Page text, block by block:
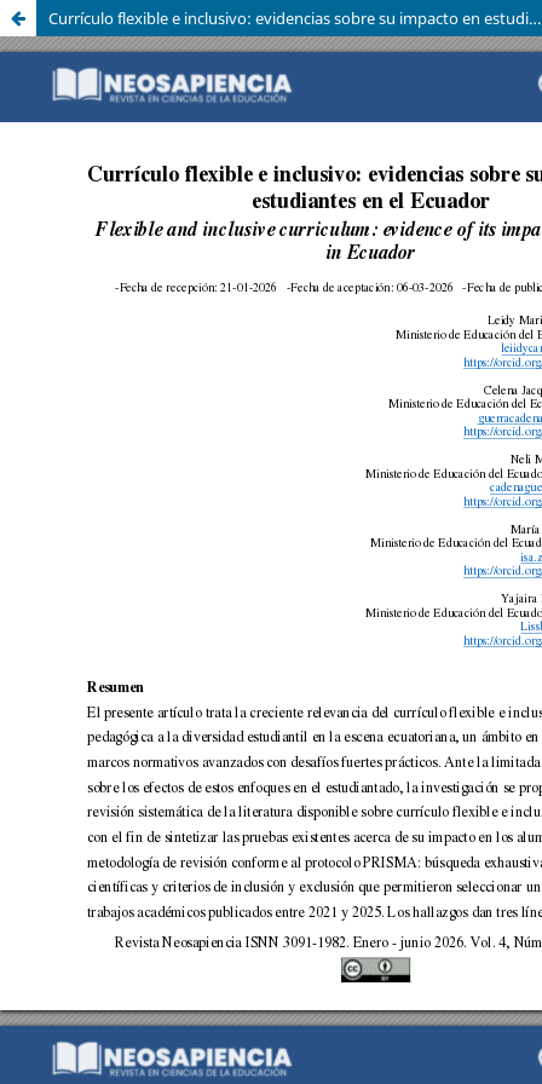
Currículo flexible e inclusivo: evidencias sobre su impacto en estudiantes en el Ecuador